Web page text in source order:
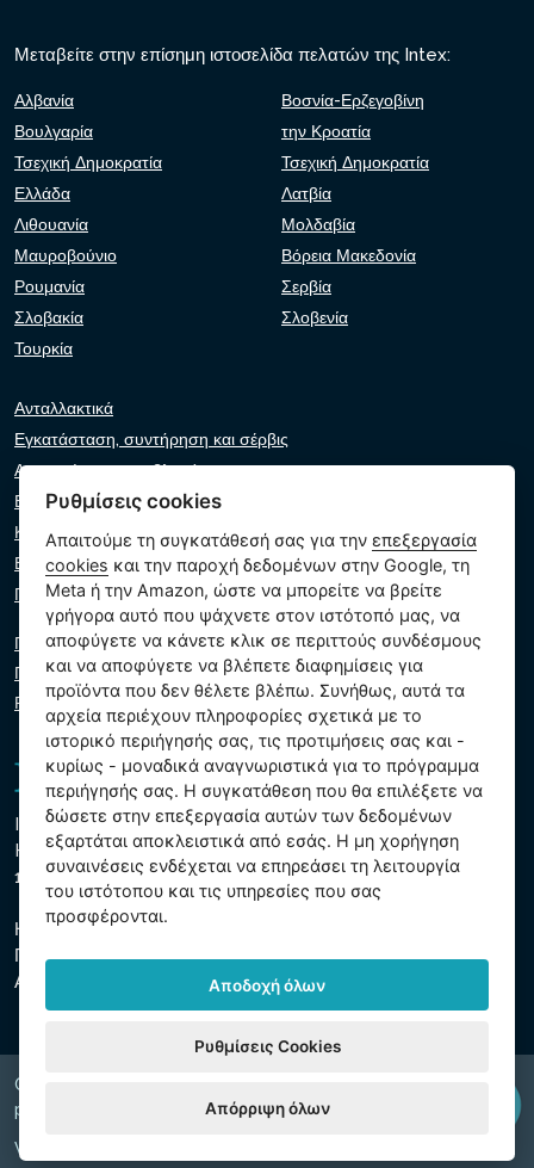
Μεταβείτε στην επίσημη ιστοσελίδα πελατών της Intex:
Αλβανία
Βοσνία-Ερζεγοβίνη
Βουλγαρία
την Κροατία
Τσεχική Δημοκρατία
Τσεχική Δημοκρατία
Ελλάδα
Λατβία
Λιθουανία
Μολδαβία
Μαυροβούνιο
Βόρεια Μακεδονία
Ρουμανία
Σερβία
Σλοβακία
Σλοβενία
Τουρκία
Ανταλλακτικά
Εγκατάσταση, συντήρηση και σέρβις
Αντιμετώπιση προβλημάτων
Εγγυήσεις και αξιώσεις
Κατάλογος λιανοπωλητών
Εικονικός βοηθός
Γράψτε μας
Πολιτική απορρήτου
Πολιτική cookie
Ρυθμίσεις cookies
Intex Trading, s.r.o.
Hradecká 2526/3
130 00 Πράγα 3 - Τσεχική Δημοκρατία
Η εταιρεία είναι εγγεγραμμένη στο δημοτικό δικαστήριο της
Πράγας, τμήμα Γ, ένθετο 74759
ΑΜΕ 26150808, ΑΦΜ CZ26150808
Copyright © 2026 INTEX TRADING s.r.o. Všechna
právavyhrazena.
Web by
Ρυθμίσεις cookies
Απαιτούμε τη συγκατάθεσή σας για τηνεπεξεργασία
cookies και την παροχή δεδομένων στην Google, τη
Meta ή την Amazon, ώστε να μπορείτε να βρείτε
γρήγορα αυτό που ψάχνετε στον ιστότοπό μας, να
αποφύγετε να κάνετε κλικ σε περιττούς συνδέσμους
και να αποφύγετε να βλέπετε διαφημίσεις για
προϊόντα που δεν θέλετε βλέπω. Συνήθως, αυτά τα
αρχεία περιέχουν πληροφορίες σχετικά με το
ιστορικό περιήγησής σας, τις προτιμήσεις σας και -
κυρίως - μοναδικά αναγνωριστικά για το πρόγραμμα
περιήγησής σας. Η συγκατάθεση που θα επιλέξετε να
δώσετε στην επεξεργασία αυτών των δεδομένων
εξαρτάται αποκλειστικά από εσάς. Η μη χορήγηση
συναινέσεις ενδέχεται να επηρεάσει τη λειτουργία
του ιστότοπου και τις υπηρεσίες που σας
προσφέρονται.
Αποδοχή όλων
Ρυθμίσεις Cookies
Απόρριψη όλων